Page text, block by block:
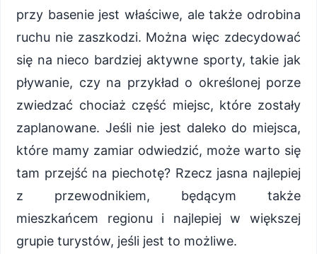
przy basenie jest właściwe, ale także odrobina
ruchu nie zaszkodzi. Można więc zdecydować
się na nieco bardziej aktywne sporty, takie jak
pływanie, czy na przykład o określonej porze
zwiedzać chociaż część miejsc, które zostały
zaplanowane. Jeśli nie jest daleko do miejsca,
które mamy zamiar odwiedzić, może warto się
tam przejść na piechotę? Rzecz jasna najlepiej
z przewodnikiem, będącym także
mieszkańcem regionu i najlepiej w większej
grupie turystów, jeśli jest to możliwe.